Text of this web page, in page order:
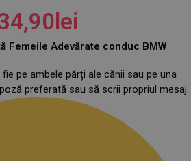
lei
Femeile Adevărate conduc BMW
pe ambele părți ale cănii sau pe una
preferată sau să scrii propriul mesaj.